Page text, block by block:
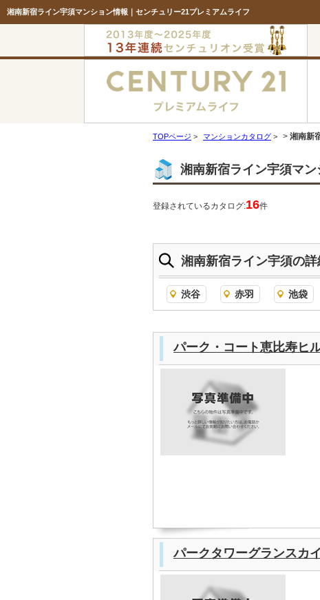
湘南新宿ライン宇須マンション情報｜センチュリー21プレミアムライフ
TOPページ > マンションカタログ > > 湘南新
湘南新宿ライン宇須マ
登録されているカタログ:16件
湘南新宿ライン宇須の
渋谷 赤羽 池袋
パーク・コート恵比寿ヒ
パークタワーグランスカイ